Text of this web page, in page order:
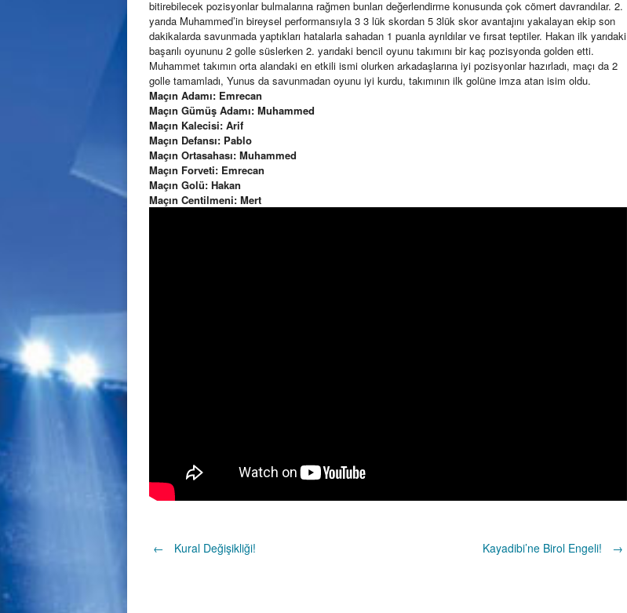
bitirebilecek pozisyonlar bulmalarına rağmen bunları değerlendirme konusunda çok cömert davrandılar. 2.
yarıda Muhammed’in bireysel performansıyla 3 3 lük skordan 5 3lük skor avantajını yakalayan ekip son
dakikalarda savunmada yaptıkları hatalarla sahadan 1 puanla ayrıldılar ve fırsat teptiler. Hakan ilk yarıdaki
başarılı oyununu 2 golle süslerken 2. yarıdaki bencil oyunu takımını bir kaç pozisyonda golden etti.
Muhammet takımın orta alandaki en etkili ismi olurken arkadaşlarına iyi pozisyonlar hazırladı, maçı da 2
golle tamamladı, Yunus da savunmadan oyunu iyi kurdu, takımının ilk golüne imza atan isim oldu.
Maçın Adamı: Emrecan
Maçın Gümüş Adamı: Muhammed
Maçın Kalecisi: Arif
Maçın Defansı: Pablo
Maçın Ortasahası: Muhammed
Maçın Forveti: Emrecan
Maçın Golü: Hakan
Maçın Centilmeni: Mert
Post
← Kural Değişikliği! Kayadibi’ne Birol Engeli! →